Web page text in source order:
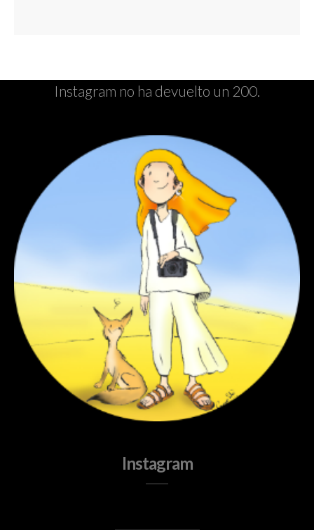
Instagram no ha devuelto un 200.
Instagram